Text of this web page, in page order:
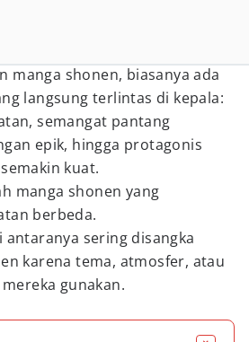
manga shonen, biasanya ada
langsung terlintas di kepala:
semangat pantang
epik, hingga protagonis
kuat.
manga shonen yang
berbeda.
antaranya sering disangka
karena tema, atmosfer, atau
gunakan.